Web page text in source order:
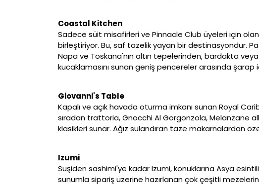
Coastal Kitchen
Sadece süit misafirleri ve Pinnacle Club üyeleri için
birleştiriyor. Bu, saf tazelik yayan bir destinasyondur.
Napa ve Toskana'nın altın tepelerinden, bardakta
kucaklamasını sunan geniş pencereler arasında şarap
Giovanni's Table
Kapalı ve açık havada oturma imkanı sunan Royal
sıradan trattoria, Gnocchi Al Gorgonzola, Melanzane
klasikleri sunar. Ağız sulandıran taze makarnalardan
Izumi
Suşiden sashimi'ye kadar Izumi, konuklarına Asya
sunumla sipariş üzerine hazırlanan çok çeşitli mezelerin,